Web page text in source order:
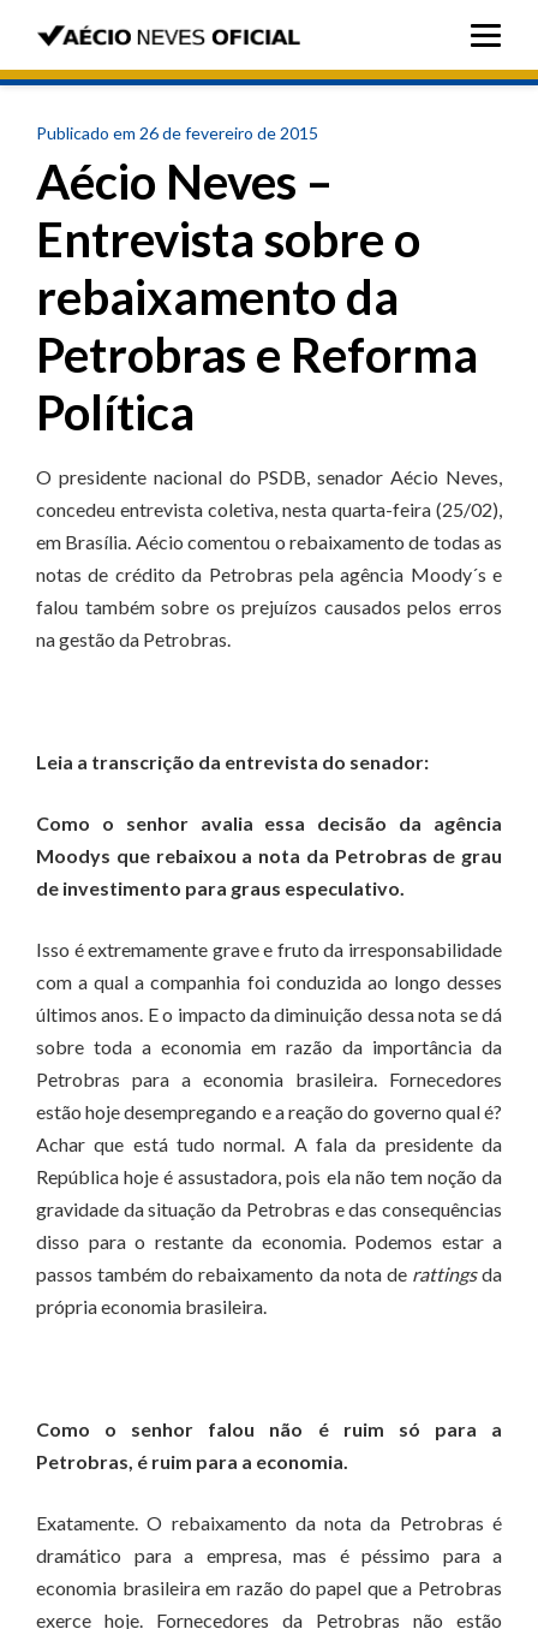
Publicado em 26 de fevereiro de 2015
Aécio Neves –
Entrevista sobre o
rebaixamento da
Petrobras e Reforma
Política
O presidente nacional do PSDB, senador Aécio Neves,
concedeu entrevista coletiva, nesta quarta-feira (25/02),
em Brasília. Aécio comentou o rebaixamento de todas as
notas de crédito da Petrobras pela agência Moody´s e
falou também sobre os prejuízos causados pelos erros
na gestão da Petrobras.
Leia a transcrição da entrevista do senador:
Como o senhor avalia essa decisão da agência
Moodys que rebaixou a nota da Petrobras de grau
de investimento para graus especulativo.
Isso é extremamente grave e fruto da irresponsabilidade
com a qual a companhia foi conduzida ao longo desses
últimos anos. E o impacto da diminuição dessa nota se dá
sobre toda a economia em razão da importância da
Petrobras para a economia brasileira. Fornecedores
estão hoje desempregando e a reação do governo qual é?
Achar que está tudo normal. A fala da presidente da
República hoje é assustadora, pois ela não tem noção da
gravidade da situação da Petrobras e das consequências
disso para o restante da economia. Podemos estar a
passos também do rebaixamento da nota de rattingsda
própria economia brasileira.
Como o senhor falou não é ruim só para a
Petrobras, é ruim para a economia.
Exatamente. O rebaixamento da nota da Petrobras é
dramático para a empresa, mas é péssimo para a
economia brasileira em razão do papel que a Petrobras
exerce hoje. Fornecedores da Petrobras não estão